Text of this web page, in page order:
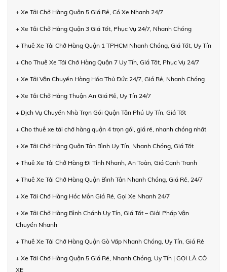
+ Xe Tải Chở Hàng Quận 5 Giá Rẻ, Có Xe Nhanh 24/7
+ Xe Tải Chở Hàng Quận 3 Giá Tốt, Phục Vụ 24/7, Nhanh Chóng
+ Thuê Xe Tải Chở Hàng Quận 1 TPHCM Nhanh Chóng, Giá Tốt, Uy Tín
+ Cho Thuê Xe Tải Chở Hàng Quận 7 Uy Tín, Giá Tốt, Phục Vụ 24/7
+ Xe Tải Vận Chuyển Hàng Hóa Thủ Đức 24/7, Giá Rẻ, Nhanh Chóng
+ Xe Tải Chở Hàng Thuận An Giá Rẻ, Uy Tín 24/7
+ Dịch Vụ Chuyển Nhà Trọn Gói Quận Tân Phú Uy Tín, Giá Tốt
+ Cho thuê xe tải chở hàng quận 4 trọn gói, giá rẻ, nhanh chóng nhất
+ Xe Tải Chở Hàng Quận Tân Bình Uy Tín, Nhanh Chóng, Giá Tốt
+ Thuê Xe Tải Chở Hàng Đi Tỉnh Nhanh, An Toàn, Giá Cạnh Tranh
+ Thuê Xe Tải Chở Hàng Quận Bình Tân Nhanh Chóng, Giá Rẻ, 24/7
+ Xe Tải Chở Hàng Hóc Môn Giá Rẻ, Gọi Xe Nhanh 24/7
+ Xe Tải Chở Hàng Bình Chánh Uy Tín, Giá Tốt – Giải Pháp Vận
Chuyển Nhanh
+ Thuê Xe Tải Chở Hàng Quận Gò Vấp Nhanh Chóng, Uy Tín, Giá Rẻ
+ Xe Tải Chở Hàng Quận 5 Giá Rẻ, Nhanh Chóng, Uy Tín | GỌI LÀ CÓ
XE